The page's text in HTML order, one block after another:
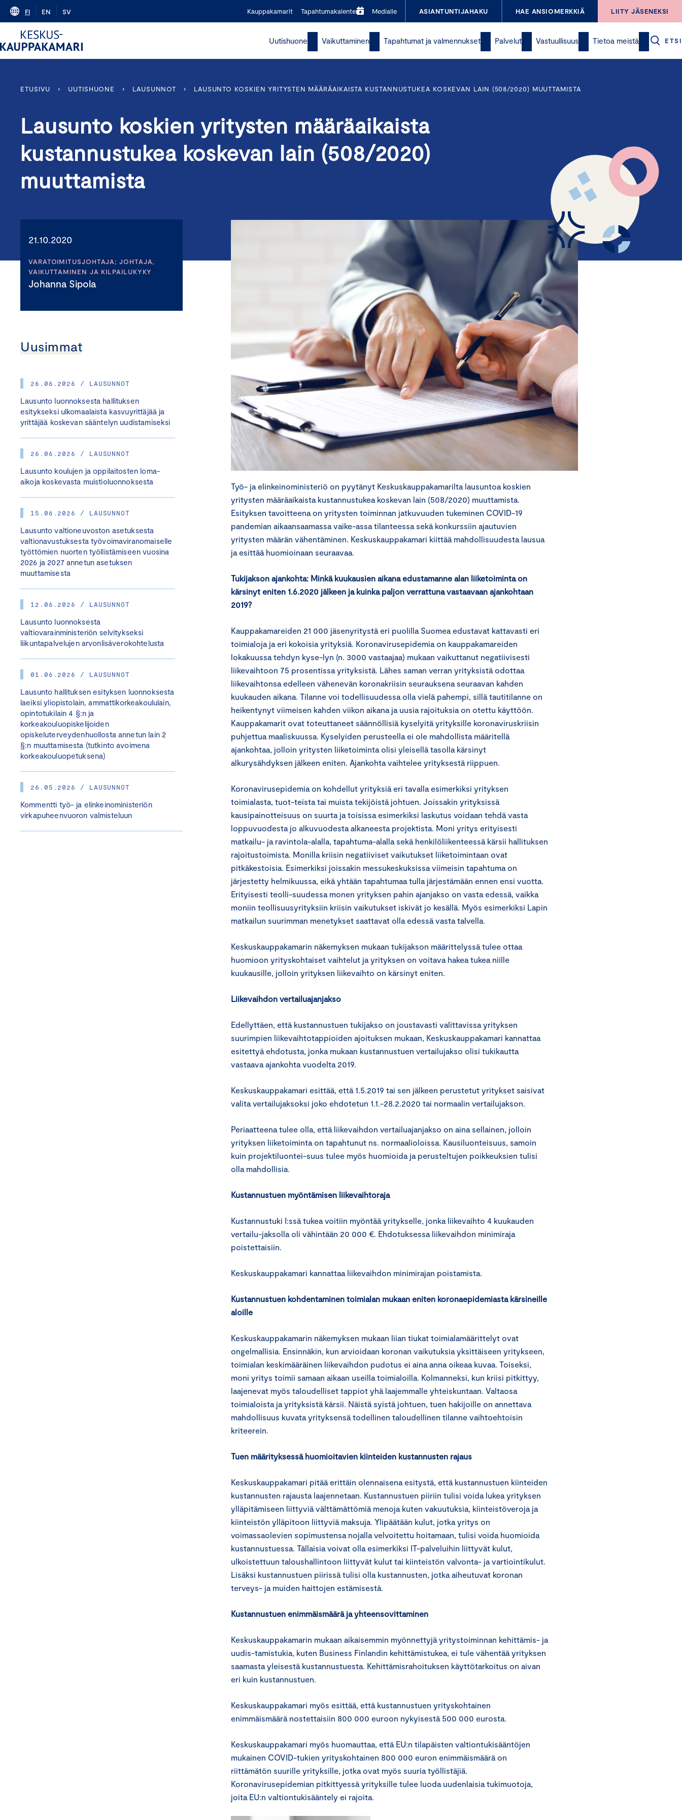
Skip
content
FI EN SV Kauppakamarit Tapahtumakalenteri Medialle ASIANTUNTIJAHAKU HAE ANSIOMERKKIÄ LIITY JÄSENEKSI
Uutishuone Vaikuttaminen Tapahtumat ja valmennukset Palvelut Vastuullisuus Tietoa meistä ETSI
ETUSIVU › UUTISHUONE › LAUSUNNOT › LAUSUNTO KOSKIEN YRITYSTEN MÄÄRÄAIKAISTA KUSTANNUSTUKEA KOSKEVAN LAIN (508/2020) MUUTTAMISTA
Lausunto koskien yritysten määräaikaista
kustannustukea koskevan lain (508/2020)
muuttamista
21.10.2020
VARATOIMITUSJOHTAJA; JOHTAJA,
VAIKUTTAMINEN JA KILPAILUKYKY
Johanna Sipola
Uusimmat
26.06.2026 / LAUSUNNOT
Lausunto luonnoksesta hallituksen
esitykseksi ulkomaalaista kasvuyrittäjää ja
yrittäjää koskevan sääntelyn uudistamiseksi
26.06.2026 / LAUSUNNOT
Lausunto koulujen ja oppilaitosten loma-
aikoja koskevasta muistioluonnoksesta
15.06.2026 / LAUSUNNOT
Lausunto valtioneuvoston asetuksesta
valtionavustuksesta työvoimaviranomaiselle
työttömien nuorten työllistämiseen vuosina
2026 ja 2027 annetun asetuksen
muuttamisesta
12.06.2026 / LAUSUNNOT
Lausunto luonnoksesta
valtiovarainministeriön selvitykseksi
liikuntapalvelujen arvonlisäverokohtelusta
01.06.2026 / LAUSUNNOT
Lausunto hallituksen esityksen luonnoksesta
laeiksi yliopistolain, ammattikorkeakoululain,
opintotukilain 4 §:n ja
korkeakouluopiskelijoiden
opiskeluterveydenhuollosta annetun lain 2
§:n muuttamisesta (tutkinto avoimena
korkeakouluopetuksena)
26.05.2026 / LAUSUNNOT
Kommentti työ- ja elinkeinoministeriön
virkapuheenvuoron valmisteluun
Työ- ja elinkeinoministeriö on pyytänyt Keskuskauppakamarilta lausuntoa koskien
yritysten määräaikaista kustannustukea koskevan lain (508/2020) muuttamista.
Esityksen tavoitteena on yritysten toiminnan jatkuvuuden tukeminen COVID-19
pandemian aikaansaamassa vaike-assa tilanteessa sekä konkurssiin ajautuvien
yritysten määrän vähentäminen. Keskuskauppakamari kiittää mahdollisuudesta lausua
ja esittää huomioinaan seuraavaa.
Tukijakson ajankohta: Minkä kuukausien aikana edustamanne alan liiketoiminta on
kärsinyt eniten 1.6.2020 jälkeen ja kuinka paljon verrattuna vastaavaan ajankohtaan
2019?
Kauppakamareiden 21 000 jäsenyritystä eri puolilla Suomea edustavat kattavasti eri
toimialoja ja eri kokoisia yrityksiä. Koronavirusepidemia on kauppakamareiden
lokakuussa tehdyn kyse-lyn (n. 3000 vastaajaa) mukaan vaikuttanut negatiivisesti
liikevaihtoon 75 prosentissa yrityksistä. Lähes saman verran yrityksistä odottaa
liikevaihtonsa edelleen vähenevän koronakriisin seurauksena seuraavan kahden
kuukauden aikana. Tilanne voi todellisuudessa olla vielä pahempi, sillä tautitilanne on
heikentynyt viimeisen kahden viikon aikana ja uusia rajoituksia on otettu käyttöön.
Kauppakamarit ovat toteuttaneet säännöllisiä kyselyitä yrityksille koronaviruskriisin
puhjettua maaliskuussa. Kyselyiden perusteella ei ole mahdollista määritellä
ajankohtaa, jolloin yritysten liiketoiminta olisi yleisellä tasolla kärsinyt
alkurysähdyksen jälkeen eniten. Ajankohta vaihtelee yrityksestä riippuen.
Koronavirusepidemia on kohdellut yrityksiä eri tavalla esimerkiksi yrityksen
toimialasta, tuot-teista tai muista tekijöistä johtuen. Joissakin yrityksissä
kausipainotteisuus on suurta ja toisissa esimerkiksi laskutus voidaan tehdä vasta
loppuvuodesta jo alkuvuodesta alkaneesta projektista. Moni yritys erityisesti
matkailu- ja ravintola-alalla, tapahtuma-alalla sekä henkilöliikenteessä kärsii hallituksen
rajoitustoimista. Monilla kriisin negatiiviset vaikutukset liiketoimintaan ovat
pitkäkestoisia. Esimerkiksi joissakin messukeskuksissa viimeisin tapahtuma on
järjestetty helmikuussa, eikä yhtään tapahtumaa tulla järjestämään ennen ensi vuotta.
Erityisesti teolli-suudessa monen yrityksen pahin ajanjakso on vasta edessä, vaikka
moniin teollisuusyrityksiin kriisin vaikutukset iskivät jo kesällä. Myös esimerkiksi Lapin
matkailun suurimman menetykset saattavat olla edessä vasta talvella.
Keskuskauppakamarin näkemyksen mukaan tukijakson määrittelyssä tulee ottaa
huomioon yrityskohtaiset vaihtelut ja yrityksen on voitava hakea tukea niille
kuukausille, jolloin yrityksen liikevaihto on kärsinyt eniten.
Liikevaihdon vertailuajanjakso
Edellyttäen, että kustannustuen tukijakso on joustavasti valittavissa yrityksen
suurimpien liikevaihtotappioiden ajoituksen mukaan, Keskuskauppakamari kannattaa
esitettyä ehdotusta, jonka mukaan kustannustuen vertailujakso olisi tukikautta
vastaava ajankohta vuodelta 2019.
Keskuskauppakamari esittää, että 1.5.2019 tai sen jälkeen perustetut yritykset saisivat
valita vertailujaksoksi joko ehdotetun 1.1.-28.2.2020 tai normaalin vertailujakson.
Periaatteena tulee olla, että liikevaihdon vertailuajanjakso on aina sellainen, jolloin
yrityksen liiketoiminta on tapahtunut ns. normaalioloissa. Kausiluonteisuus, samoin
kuin projektiluontei-suus tulee myös huomioida ja perusteltujen poikkeuksien tulisi
olla mahdollisia.
Kustannustuen myöntämisen liikevaihtoraja
Kustannustuki I:ssä tukea voitiin myöntää yritykselle, jonka liikevaihto 4 kuukauden
vertailu-jaksolla oli vähintään 20 000 €. Ehdotuksessa liikevaihdon minimiraja
poistettaisiin.
Keskuskauppakamari kannattaa liikevaihdon minimirajan poistamista.
Kustannustuen kohdentaminen toimialan mukaan eniten koronaepidemiasta kärsineille
aloille
Keskuskauppakamarin näkemyksen mukaan liian tiukat toimialamäärittelyt ovat
ongelmallisia. Ensinnäkin, kun arvioidaan koronan vaikutuksia yksittäiseen yritykseen,
toimialan keskimääräinen liikevaihdon pudotus ei aina anna oikeaa kuvaa. Toiseksi,
moni yritys toimii samaan aikaan useilla toimialoilla. Kolmanneksi, kun kriisi pitkittyy,
laajenevat myös taloudelliset tappiot yhä laajemmalle yhteiskuntaan. Valtaosa
toimialoista ja yrityksistä kärsii. Näistä syistä johtuen, tuen hakijoille on annettava
mahdollisuus kuvata yrityksensä todellinen taloudellinen tilanne vaihtoehtoisin
kriteerein.
Tuen määrityksessä huomioitavien kiinteiden kustannusten rajaus
Keskuskauppakamari pitää erittäin olennaisena esitystä, että kustannustuen kiinteiden
kustannusten rajausta laajennetaan. Kustannustuen piiriin tulisi voida lukea yrityksen
ylläpitämiseen liittyviä välttämättömiä menoja kuten vakuutuksia, kiinteistöveroja ja
kiinteistön ylläpitoon liittyviä maksuja. Ylipäätään kulut, jotka yritys on
voimassaolevien sopimustensa nojalla velvoitettu hoitamaan, tulisi voida huomioida
kustannustuessa. Tällaisia voivat olla esimerkiksi IT-palveluihin liittyvät kulut,
ulkoistettuun taloushallintoon liittyvät kulut tai kiinteistön valvonta- ja vartiointikulut.
Lisäksi kustannustuen piirissä tulisi olla kustannusten, jotka aiheutuvat koronan
terveys- ja muiden haittojen estämisestä.
Kustannustuen enimmäismäärä ja yhteensovittaminen
Keskuskauppakamarin mukaan aikaisemmin myönnettyjä yritystoiminnan kehittämis- ja
uudis-tamistukia, kuten Business Finlandin kehittämistukea, ei tule vähentää yrityksen
saamasta yleisestä kustannustuesta. Kehittämisrahoituksen käyttötarkoitus on aivan
eri kuin kustannustuen.
Keskuskauppakamari myös esittää, että kustannustuen yrityskohtainen
enimmäismäärä nostettaisiin 800 000 euroon nykyisestä 500 000 eurosta.
Keskuskauppakamari myös huomauttaa, että EU:n tilapäisten valtiontukisääntöjen
mukainen COVID-tukien yrityskohtainen 800 000 euron enimmäismäärä on
riittämätön suurille yrityksille, jotka ovat myös suuria työllistäjiä.
Koronavirusepidemian pitkittyessä yrityksille tulee luoda uudenlaisia tukimuotoja,
joita EU:n valtiontukisääntely ei rajoita.